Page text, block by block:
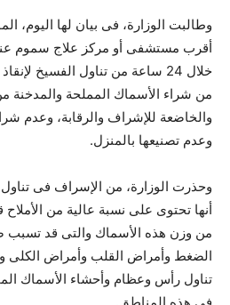
وطالبت الوزارة، فى بيان لها اليوم،
أقرب مستشفى أو مركز علاج سموم
خلال 24 ساعة من تناول الفسيخ
من شراء الأسماك المملحة والمدخنة
والخاضعة للإشراف والرقابة، وعدم
وعدم تصنيعها بالمنزل.
وحذرت الوزارة، من الإسراف فى
من وزن هذه الأسماك والتى قد
الضغط وأمراض القلب وأمراض الكلى
تناول رأس وعظام وأحشاء الأسماك